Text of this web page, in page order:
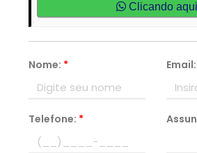
Clicando aqui
Nome: * Email:
Telefone: *